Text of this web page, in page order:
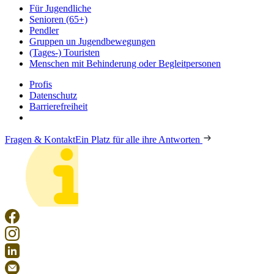
Für Jugendliche
Senioren (65+)
Pendler
Gruppen un Jugendbewegungen
(Tages-) Touristen
Menschen mit Behinderung oder Begleitpersonen
Profis
Datenschutz
Barrierefreiheit
Fragen & KontaktEin Platz für alle ihre Antworten